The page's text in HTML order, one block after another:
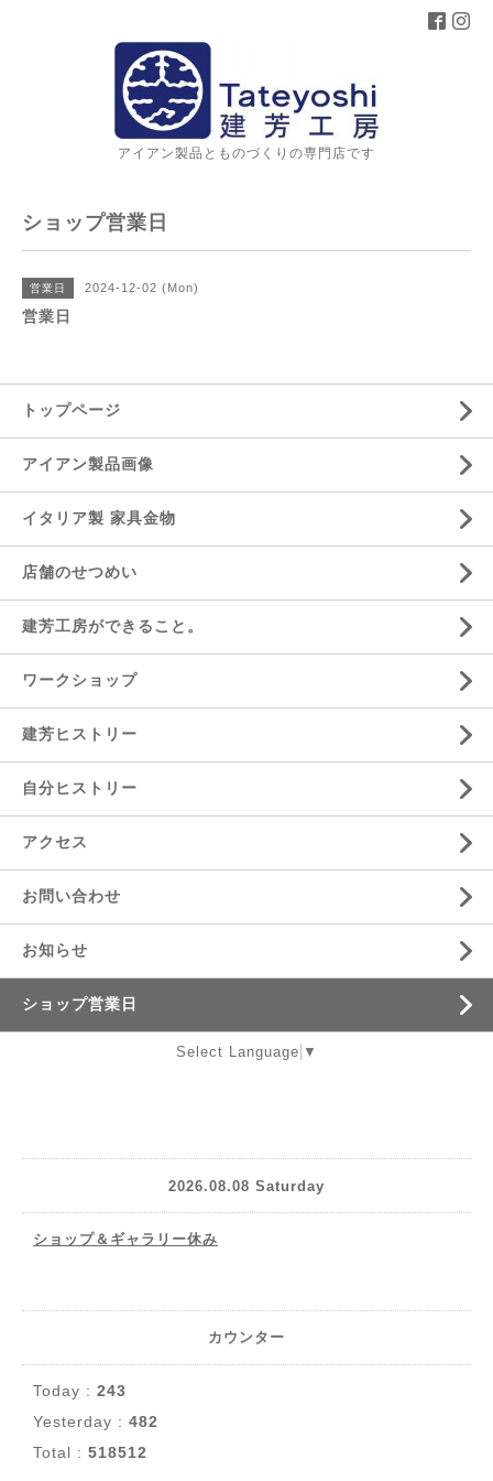
アイアン製品とものづくりの専門店です
ショップ営業日
営業日 2024-12-02 (Mon)
営業日
トップページ
アイアン製品画像
イタリア製 家具金物
店舗のせつめい
建芳工房ができること。
ワークショップ
建芳ヒストリー
自分ヒストリー
アクセス
お問い合わせ
お知らせ
ショップ営業日
Select Language ▼
2026.08.08 Saturday
ショップ＆ギャラリー休み
カウンター
Today : 243
Yesterday : 482
Total : 518512